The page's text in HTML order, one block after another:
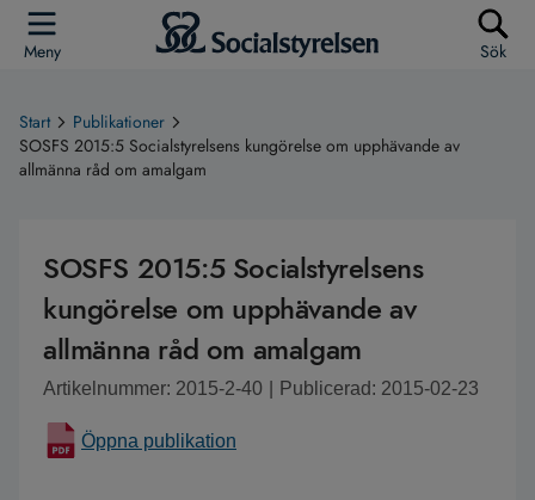
Meny Sök
Start
Publikationer
SOSFS 2015:5 Socialstyrelsens kungörelse om upphävande av
allmänna råd om amalgam
SOSFS 2015:5 Socialstyrelsens
kungörelse om upphävande av
allmänna råd om amalgam
Artikelnummer: 2015-2-40 Publicerad: 2015-02-23
Öppna publikation